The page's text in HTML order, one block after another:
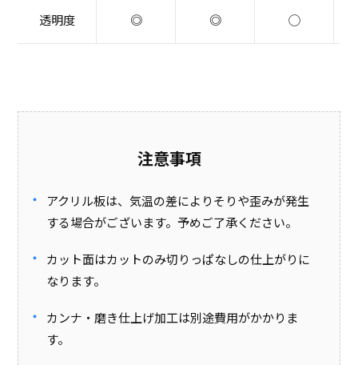
透明度 ◎ ◎ ◯
注意事項
アクリル板は、気温の差によりそりや歪みが発生
する場合がございます。予めご了承ください。
カット面はカットのみ切りっぱなしの仕上がりに
なります。
カンナ・磨き仕上げ加工は別途費用がかかりま
す。